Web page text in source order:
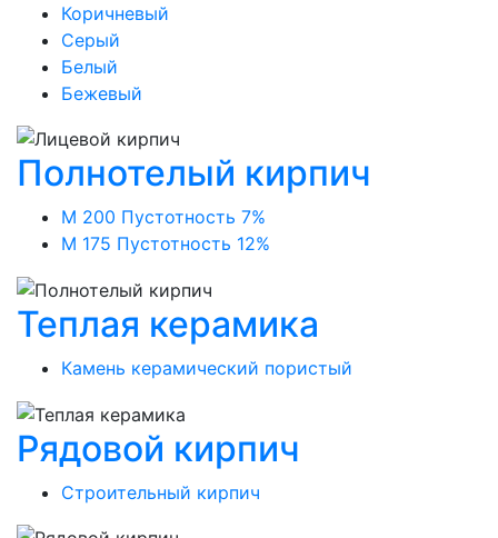
Коричневый
Серый
Белый
Бежевый
Полнотелый кирпич
М 200 Пустотность 7%
М 175 Пустотность 12%
Теплая керамика
Камень керамический пористый
Рядовой кирпич
Строительный кирпич